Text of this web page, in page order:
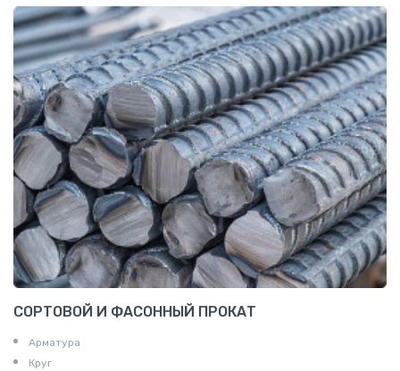
СОРТОВОЙ И ФАСОННЫЙ ПРОКАТ
Арматура
Круг